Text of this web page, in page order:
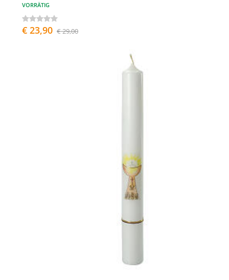
VORRÄTIG
€ 23,90 € 29,00